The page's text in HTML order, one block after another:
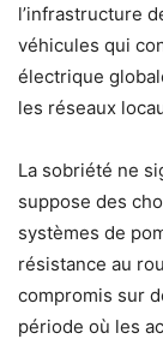
l’infrastructure
véhicules qui
électrique
les réseaux
La sobriété ne
suppose des
systèmes de
résistance au
compromis sur
période où les